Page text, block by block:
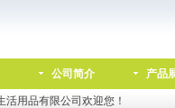
公司简介 产品
活用品有限公司欢迎您！